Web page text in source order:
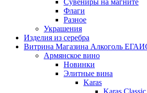
Сувениры на магните
Флаги
Разное
Украшения
Изделия из серебра
Витрина Магазина Алкоголь
Армянское вино
Новинки
Элитные вина
Karas
Karas Classic